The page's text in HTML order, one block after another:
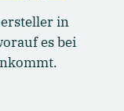
in
es bei